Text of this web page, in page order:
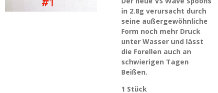
in 2.8g verursacht durch
seine außergewöhnliche
Form noch mehr Druck
unter Wasser und lässt
die Forellen auch an
schwierigen Tagen
Beißen.
1 Stück